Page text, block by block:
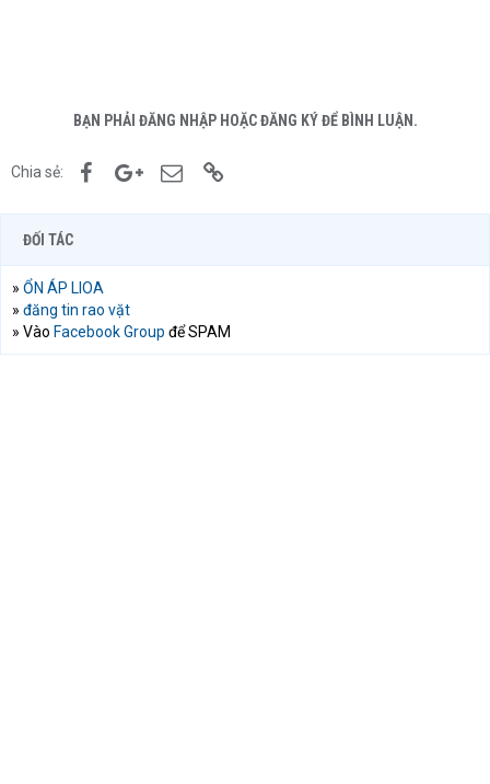
BẠN PHẢI ĐĂNG NHẬP HOẶC ĐĂNG KÝ ĐỂ BÌNH LUẬN.
Chia sẻ: FacebookGoogle+Email
ĐỐI TÁC
» ỔN ÁP LIOA
» đăng tin rao vặt
» Vào Facebook Group để SPAM